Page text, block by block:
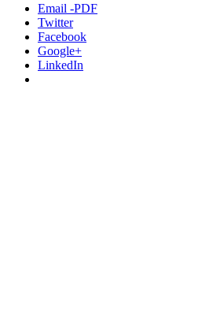
Email -PDF
Twitter
Facebook
Google+
LinkedIn